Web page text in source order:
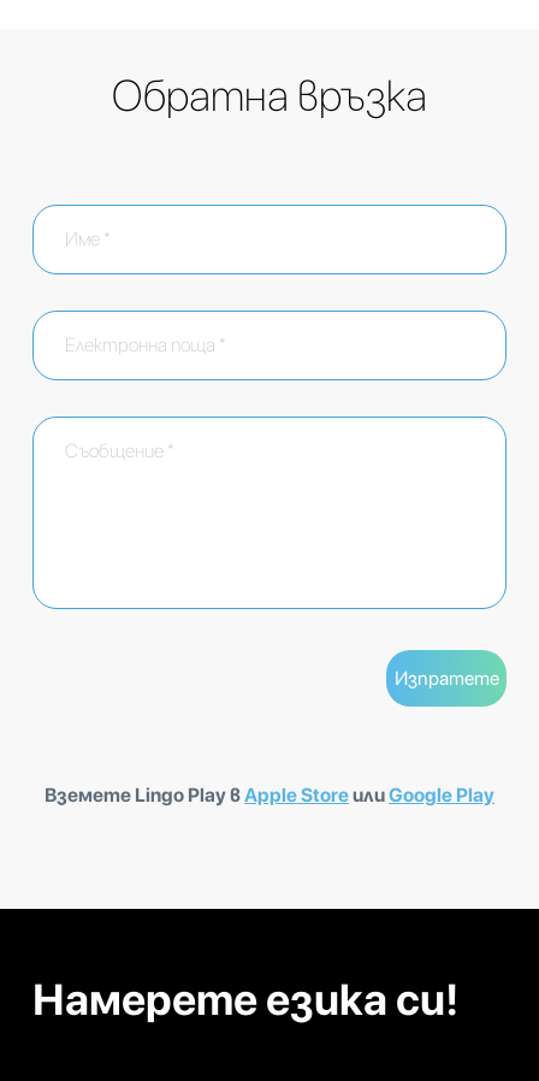
Обратна връзка
Вземете Lingo Play вApple StoreилиGoogle Play
Намерете езика си!